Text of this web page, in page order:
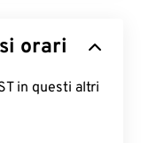
orari
in questi altri